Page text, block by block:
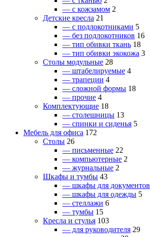
— c кожзамом 2
Детские кресла 21
— c подлокотниками 5
— без подлокотников 16
— тип обивки ткань 18
— тип обивки экокожа 3
Столы модульные 28
— штабелируемые 4
— трапеции 4
— сложной формы 18
— прочие 4
Комплектующие 18
— столешницы 13
— спинки и сиденья 5
Мебель для офиса 172
Столы 26
— письменные 22
— компьютерные 2
— журнальные 2
Шкафы и тумбы 43
— шкафы для документов
— шкафы для одежды 5
— стеллажи 6
— тумбы 15
Кресла и стулья 103
— для руководителя 29